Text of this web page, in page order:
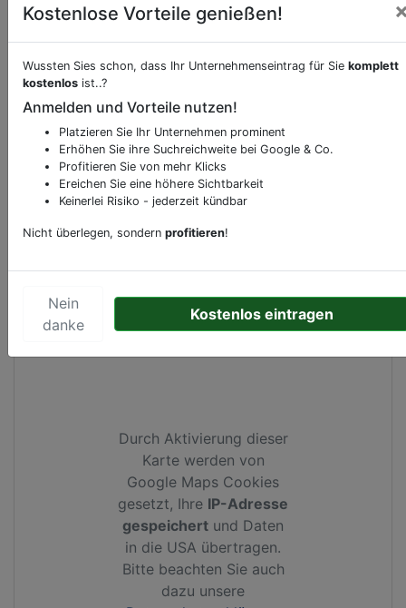
Sie möchten eine Beschreibung, Dienstleistung
Klicken Sie bitte hierum uns zu kontaktieren.
Gerne erweitern wir Ihren Firmeneintrag um
Sonderangebote odere besondere Services, die
Ihr Unternehmen anbietet und womit Sie sich von
Ihren Wettbewerbern abheben.
Kartenansicht W.H. van de Pollstraat 2in
Wapenveld
Durch Aktivierung dieser
Karte werden von
Google Maps Cookies
gesetzt, Ihre IP-Adresse
gespeichert und Daten
in die USA übertragen.
Bitte beachten Sie auch
dazu unsere
Kostenlose Vorteile genießen!
Wussten Sies schon, dass Ihr Unternehmenseintrag für Sie komplett
kostenlos ist..?
Anmelden und Vorteile nutzen!
Platzieren Sie Ihr Unternehmen prominent
Erhöhen Sie ihre Suchreichweite bei Google & Co.
Profitieren Sie von mehr Klicks
Ereichen Sie eine höhere Sichtbarkeit
Keinerlei Risiko - jederzeit kündbar
Nicht überlegen, sondern profitieren!
Nein
danke
Kostenlos eintragen